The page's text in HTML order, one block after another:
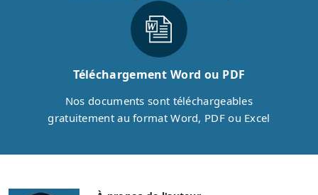
Téléchargement Word ou PDF
Nos documents sont téléchargeables
gratuitement au format Word, PDF ou Excel